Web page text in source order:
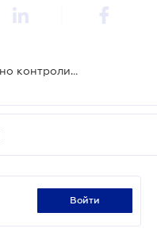
Магазины обязаны самостоятельно контролировать наличие знака соответствия и украиноязычных инструкций — ВС
войти